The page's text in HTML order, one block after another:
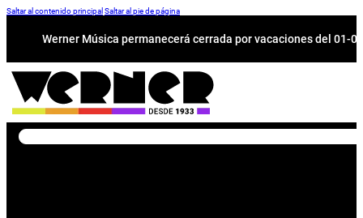
Saltar al contenido principal Saltar al pie de página
Werner Música permanecerá cerrada por vacaciones del 01-
Buscar